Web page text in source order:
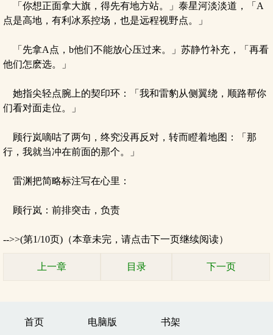
「你想正面拿大旗，得先有地方站。」泰星河淡淡道，「A
点是高地，有利冰系控场，也是远程视野点。」
「先拿A点，b他们不能放心压过来。」苏静竹补充，「再看
他们怎麽选。」
她指尖轻点腕上的契印环：「我和雷豹从侧翼绕，顺路帮你
们看对面走位。」
顾行岚嘀咕了两句，终究没再反对，转而瞪着地图：「那
行，我就当冲在前面的那个。」
雷渊把简略标注写在心里：
顾行岚：前排突击，负责
-->>(第1/10页)（本章未完，请点击下一页继续阅读）
上一章 目录 下一页
首页 电脑版 书架